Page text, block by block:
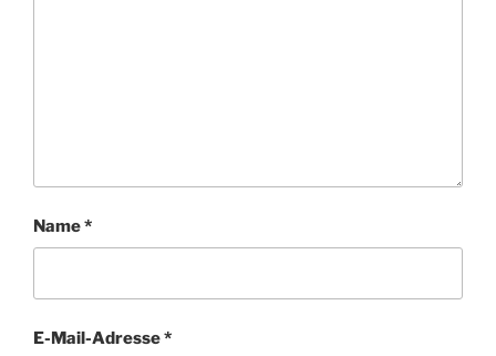
Name*
E-Mail-Adresse*